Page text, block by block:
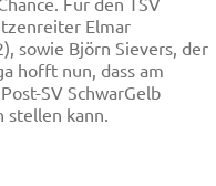
Elmar
sowie Björn Sievers, der
hofft nun, dass am
SV SchwarGelb
stellen kann.